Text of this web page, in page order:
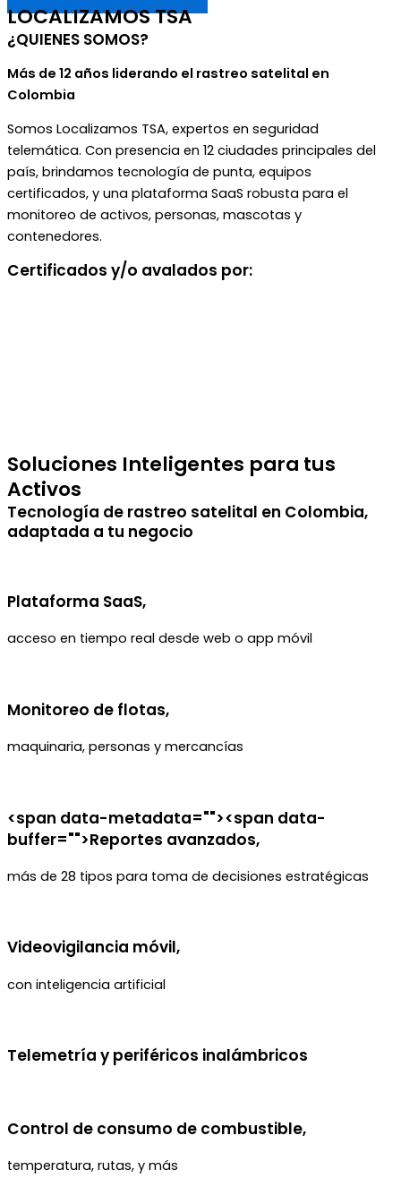
LOCALIZAMOS TSA
¿QUIENES SOMOS?
Más de 12 años liderando el rastreo satelital en
Colombia
Somos Localizamos TSA, expertos en seguridad
telemática. Con presencia en 12 ciudades principales del
país, brindamos tecnología de punta, equipos
certificados, y una plataforma SaaS robusta para el
monitoreo de activos, personas, mascotas y
contenedores.
Certificados y/o avalados por:
Soluciones Inteligentes para tus
Activos
Tecnología de rastreo satelital en Colombia,
adaptada a tu negocio
Plataforma SaaS,
acceso en tiempo real desde web o app móvil
Monitoreo de flotas,
maquinaria, personas y mercancías​
<span data-metadata=""><span data-
buffer="">Reportes avanzados,
más de 28 tipos para toma de decisiones estratégicas
Videovigilancia móvil,
con inteligencia artificial
Telemetría y periféricos inalámbricos
Control de consumo de combustible,
temperatura, rutas, y más